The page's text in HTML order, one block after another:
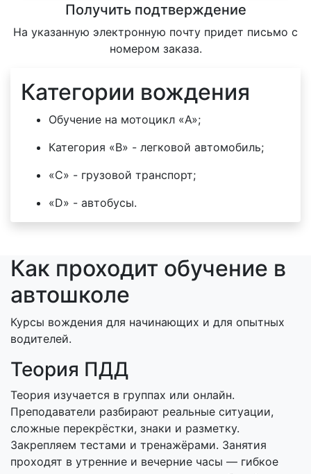
Получить подтверждение
На указанную электронную почту придет письмо с
номером заказа.
Категории вождения
Обучение на мотоцикл «A»;
Категория «B» - легковой автомобиль;
«C» - грузовой транспорт;
«D» - автобусы.
Как проходит обучение в
автошколе
Курсы вождения для начинающих и для опытных
водителей.
Теория ПДД
Теория изучается в группах или онлайн.
Преподаватели разбирают реальные ситуации,
сложные перекрёстки, знаки и разметку.
Закрепляем тестами и тренажёрами. Занятия
проходят в утренние и вечерние часы — гибкое